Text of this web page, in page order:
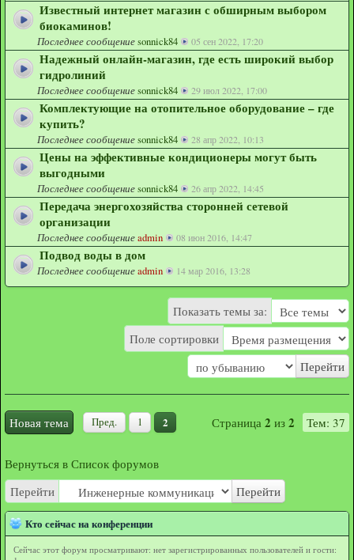
Известный интернет магазин с обширным выбором
биокаминов!
Последнее сообщениеsonnick84 05 сен 2022, 17:20
Надежный онлайн-магазин, где есть широкий выбор
гидролиний
Последнее сообщениеsonnick84 29 июл 2022, 17:00
Комплектующие на отопительное оборудование – где
купить?
Последнее сообщениеsonnick84 28 апр 2022, 10:13
Цены на эффективные кондиционеры могут быть
выгодными
Последнее сообщениеsonnick84 26 апр 2022, 14:45
Передача энергохозяйства сторонней сетевой
организации
Последнее сообщениеadmin 08 июн 2016, 14:47
Подвод воды в дом
Последнее сообщениеadmin 14 мар 2016, 13:28
Показать темы за:
Поле сортировки
Новая тема Тем: 37
Пред. 1 2 Страница 2 из 2
Вернуться в Список форумов
Перейти
Перейти
Кто сейчас на конференции
Сейчас этот форум просматривают: нет зарегистрированных пользователей и гости: